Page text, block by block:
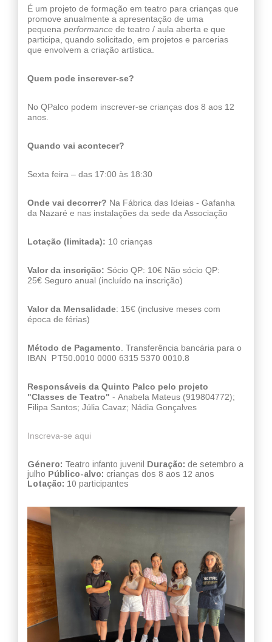
É um projeto de formação em teatro para crianças que
promove anualmente a apresentação de uma
pequena performance de teatro / aula aberta e que
participa, quando solicitado, em projetos e parcerias
que envolvem a criação artística.
Quem pode inscrever-se?
No QPalco podem inscrever-se crianças dos 8 aos 12
anos.
Quando vai acontecer?
Sexta feira – das 17:00 às 18:30
Onde vai decorrer? Na Fábrica das Ideias - Gafanha
da Nazaré e nas instalações da sede da Associação
Lotação (limitada): 10 crianças
Valor da inscrição: Sócio QP: 10€ Não sócio QP:
25€ Seguro anual (incluído na inscrição)
Valor da Mensalidade: 15€ (inclusive meses com
época de férias)
Método de Pagamento. Transferência bancária para o
IBAN PT50.0010 0000 6315 5370 0010.8
Responsáveis da Quinto Palco pelo projeto
"Classes de Teatro" - Anabela Mateus (919804772);
Filipa Santos; Júlia Cavaz; Nádia Gonçalves
Inscreva-se aqui
Género: Teatro infanto juvenil Duração: de setembro a
julho Público-alvo: crianças dos 8 aos 12 anos
Lotação: 10 participantes